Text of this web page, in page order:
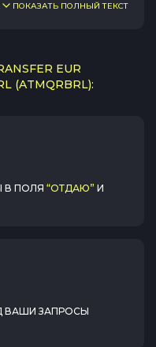
ПОКАЗАТЬ ПОЛНЫЙ ТЕКСТ
EUR
(ATMQRBRL):
В ПОЛЯ “ОТДАЮ” И
ВАШИ ЗАПРОСЫ